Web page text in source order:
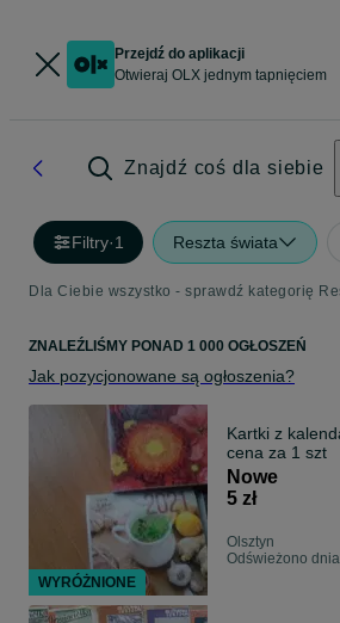
Przejdź do aplikacji
Otwieraj OLX jednym tapnięciem
Znajdź coś dla siebie
Filtry·1 Reszta świata
Dla Ciebie wszystko - sprawdź kategorię
ZNALEŹLIŚMY PONAD 1 000 OGŁOSZEŃ
Jak pozycjonowane są ogłoszenia?
Kartki z
cena za 1 szt
Nowe
5 zł
Olsztyn
Odświeżono
WYRÓŻNIONE